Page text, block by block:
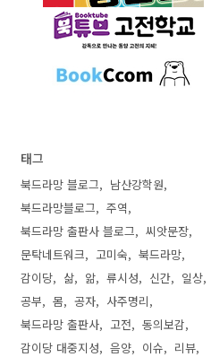
태그
북드라망 블로그
남산강학원
북드라망블로그
주역
북드라망 출판사 블로그
씨앗문장
문탁네트워크
고미숙
북드라망
감이당
삶 앎 류시성 신간
일상
공부
몸 공자
사주명리
북드라망 출판사
고전
동의보감
감이당 대중지성
음양 이슈 리뷰